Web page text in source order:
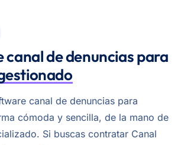
canal de denuncias para
canal de denuncias para
cómoda y sencilla, de la mano de
Si buscas contratar Canal